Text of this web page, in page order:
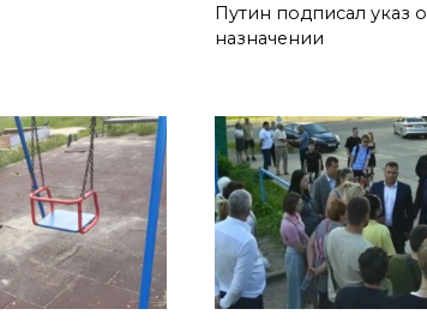
Путин подписал указ о
назначении